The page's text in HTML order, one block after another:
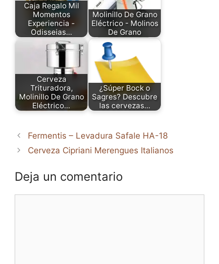
Caja Regalo Mil
Momentos
Experiencia -
Odisseias…
Molinillo De Grano
Eléctrico - Molinos
De Grano
Cerveza
Trituradora,
Molinillo De Grano
Eléctrico…
¿Súper Bock o
Sagres? Descubre
las cervezas…
Fermentis – Levadura Safale HA-18
Cerveza Cipriani Merengues Italianos
Deja un comentario